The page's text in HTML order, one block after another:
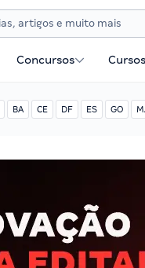
Concursos Cursos
BA CE DF ES GO